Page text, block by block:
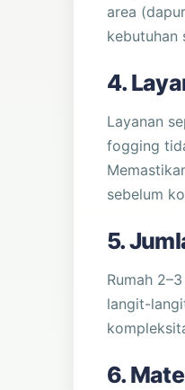
area
kebutuhan
4.
Layanan
fogging
sebelum
5.
Rumah
langit-
6.